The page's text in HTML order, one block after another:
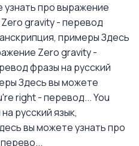
про выражение
Zero gravity - перевод
примерыЗдесь
Zero gravity -
фразы на русский
Здесь вы можете
right - перевод...You
русский язык,
вы можете узнать про